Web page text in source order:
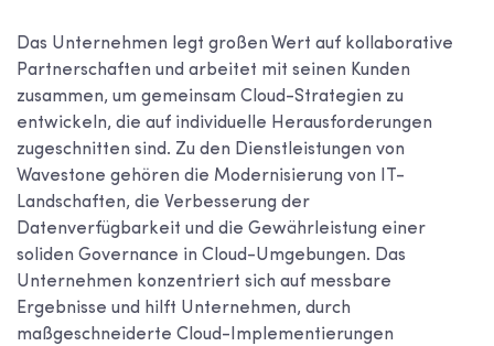
Das Unternehmen legt großen Wert auf kollaborative
Partnerschaften und arbeitet mit seinen Kunden
zusammen, um gemeinsam Cloud-Strategien zu
entwickeln, die auf individuelle Herausforderungen
zugeschnitten sind. Zu den Dienstleistungen von
Wavestone gehören die Modernisierung von IT-
Landschaften, die Verbesserung der
Datenverfügbarkeit und die Gewährleistung einer
soliden Governance in Cloud-Umgebungen. Das
Unternehmen konzentriert sich auf messbare
Ergebnisse und hilft Unternehmen, durch
maßgeschneiderte Cloud-Implementierungen